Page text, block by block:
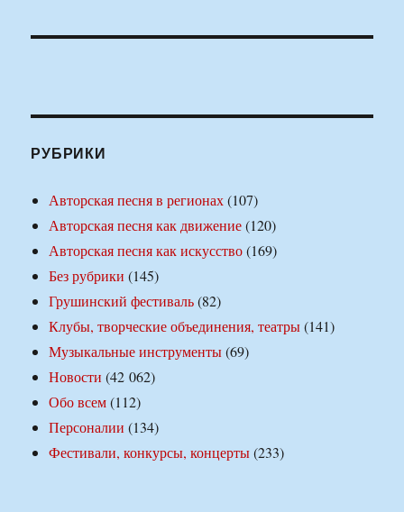
РУБРИКИ
Авторская песня в регионах(107)
Авторская песня как движение(120)
Авторская песня как искусство(169)
Без рубрики (145)
Грушинский фестиваль(82)
Клубы, творческие объединения, театры(141)
Музыкальные инструменты(69)
Новости (42 062)
Обо всем(112)
Персоналии (134)
Фестивали, конкурсы, концерты(233)